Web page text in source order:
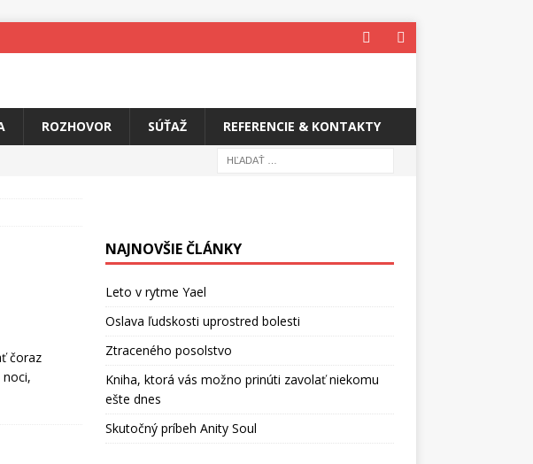
ROZHOVOR SÚŤAŽ REFERENCIE & KONTAKTY
čoraz
NAJNOVŠIE ČLÁNKY
Leto v rytme Yael
Oslava ľudskosti uprostred bolesti
Ztraceného posolstvo
Kniha, ktorá vás možno prinúti zavolať niekomu
ešte dnes
Skutočný príbeh Anity Soul